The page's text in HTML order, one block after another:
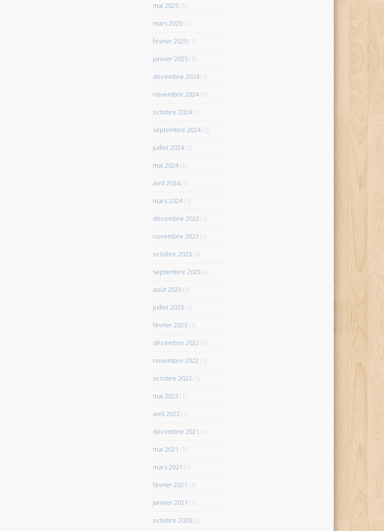
mai 2025(1)
mars 2025(1)
février 2025(1)
janvier 2025(1)
décembre 2024(1)
novembre 2024(1)
octobre 2024(1)
septembre 2024(2)
juillet 2024(2)
mai 2024(2)
avril 2024(1)
mars 2024(1)
décembre 2023 (1)
novembre 2023 (2)
octobre 2023 (3)
septembre 2023 (4)
août 2023 (3)
juillet 2023 (1)
février 2023 (1)
décembre 2022 (1)
novembre 2022 (1)
octobre 2022 (1)
mai 2022 (1)
avril 2022 (1)
décembre 2021 (1)
mai 2021 (1)
mars 2021 (1)
février 2021 (1)
janvier 2021 (1)
octobre 2020(2)